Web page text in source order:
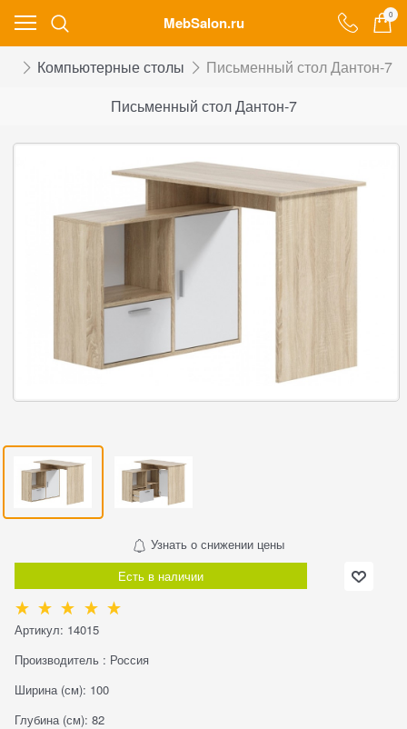
MebSalon.ru 0
Компьютерные столы
Письменный стол Дантон-7
Письменный стол Дантон-7
Узнать о снижении цены
Есть в наличии
Артикул: 14015
Производитель : Россия
Ширина (см): 100
Глубина (см): 82